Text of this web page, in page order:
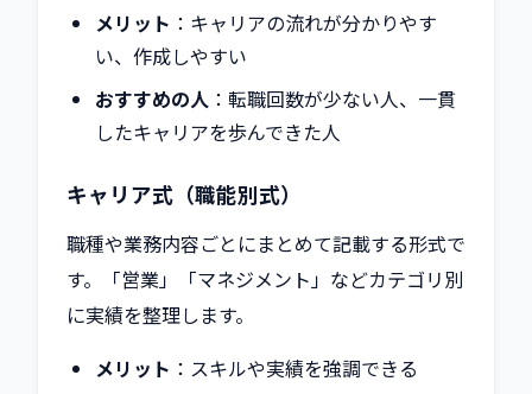
メリット ：キャリアの流れが分かりやす
い、作成しやすい
おすすめの人 ：転職回数が少ない人、一貫
したキャリアを歩んできた人
キャリア式（職能別式）
職種や業務内容ごとにまとめて記載する形式で
す。「営業」「マネジメント」などカテゴリ別
に実績を整理します。
メリット ：スキルや実績を強調できる